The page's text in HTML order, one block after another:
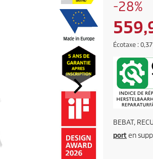
i
x
d
e
a
n
c
e
n
É
c
o
n
o
m
e
-28%
P
r
i
x
c
É
Écotaxe :
BEBAT,
porten